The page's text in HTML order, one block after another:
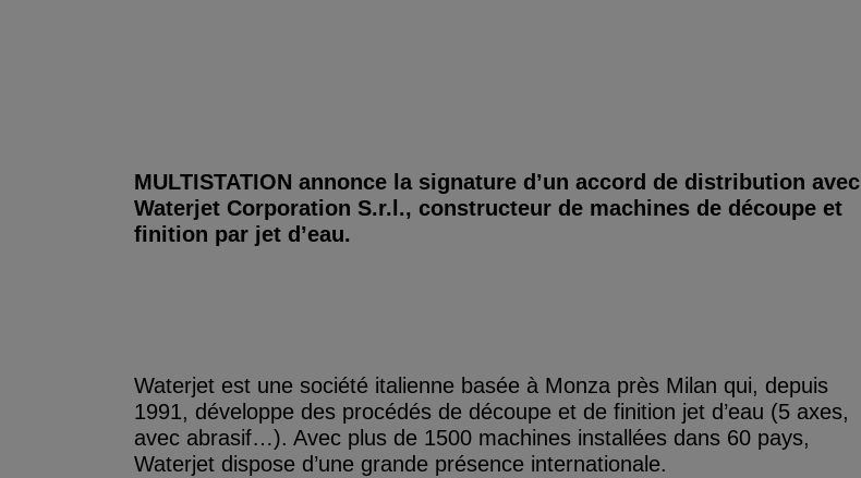
MULTISTATION annonce la signature d’un accord de distribution avec
Waterjet Corporation S.r.l., constructeur de machines de découpe et
finition par jet d’eau.
Waterjet est une société italienne basée à Monza près Milan qui, depuis
1991, développe des procédés de découpe et de finition jet d’eau (5 axes,
avec abrasif…). Avec plus de 1500 machines installées dans 60 pays,
Waterjet dispose d’une grande présence internationale.